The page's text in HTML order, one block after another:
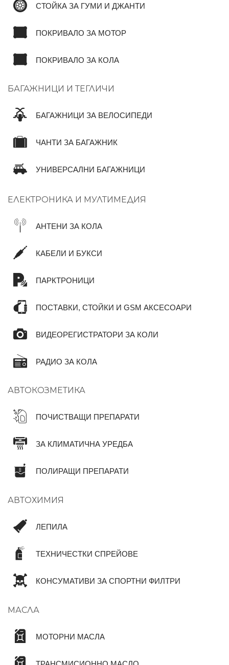
СТОЙКА ЗА ГУМИ И ДЖАНТИ
ПОКРИВАЛО ЗА МОТОР
ПОКРИВАЛО ЗА КОЛА
БАГАЖНИЦИ И ТЕГЛИЧИ
БАГАЖНИЦИ ЗА ВЕЛОСИПЕДИ
ЧАНТИ ЗА БАГАЖНИК
УНИВЕРСАЛНИ БАГАЖНИЦИ
ЕЛЕКТРОНИКА И МУЛТИМЕДИЯ
АНТЕНИ ЗА КОЛА
КАБЕЛИ И БУКСИ
ПАРКТРОНИЦИ
ПОСТАВКИ, СТОЙКИ И GSM АКСЕСОАРИ
ВИДЕОРЕГИСТРАТОРИ ЗА КОЛИ
РАДИО ЗА КОЛА
АВТОКОЗМЕТИКА
ПОЧИСТВАЩИ ПРЕПАРАТИ
ЗА КЛИМАТИЧНА УРЕДБА
ПОЛИРАЩИ ПРЕПАРАТИ
АВТОХИМИЯ
ЛЕПИЛА
ТЕХНИЧЕСТКИ СПРЕЙОВЕ
КОНСУМАТИВИ ЗА СПОРТНИ ФИЛТРИ
МАСЛА
МОТОРНИ МАСЛА